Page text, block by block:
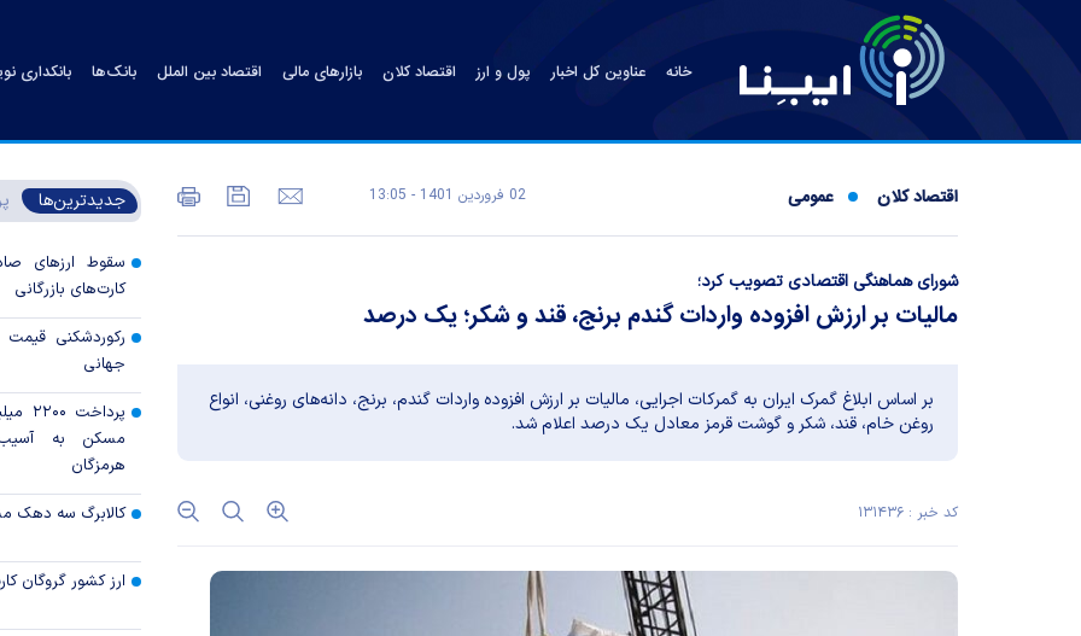
خانه عناوین کل اخبار پول و ارز اقتصاد کلان بازارهای مالی اقتصاد بین الملل بانک‌ها بانکداری
اقتصاد کلان عمومی 02 فروردين 1401 - 13:05
شورای هماهنگی اقتصادی تصویب کرد؛
مالیات بر ارزش افزوده واردات گندم برنج، قند و شکر؛ یک درصد
بر اساس ابلاغ گمرک ایران به گمرکات اجرایی، مالیات بر ارزش افزوده واردات گندم، برنج، دانه‌های روغنی، انواع
روغن خام، قند، شکر و گوشت قرمز معادل یک درصد اعلام شد.
کد خبر : ۱۳۱۴۳۶
جدیدترین‌ها
سقوط ارزهای
کارت‌های بازرگانی
رکوردشکنی قیمت
جهانی
مسکن به
هرمزگان
کالابرگ سه دهک
ارز کشور گروگان